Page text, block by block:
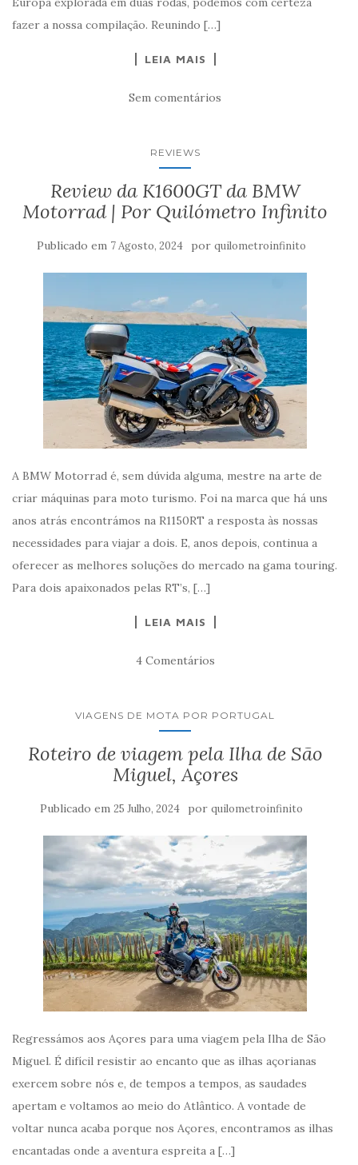
fazer a nossa compilação. Reunindo […]
LEIA MAIS
Sem comentários
REVIEWS
Review da K1600GT da BMW
Motorrad | Por Quilómetro Infinito
Publicado em 7 Agosto, 2024 por quilometroinfinito
A BMW Motorrad é, sem dúvida alguma, mestre na arte de
criar máquinas para moto turismo. Foi na marca que há uns
anos atrás encontrámos na R1150RT a resposta às nossas
necessidades para viajar a dois. E, anos depois, continua a
oferecer as melhores soluções do mercado na gama touring.
Para dois apaixonados pelas RT’s, […]
LEIA MAIS
4 Comentários
VIAGENS DE MOTA POR PORTUGAL
Roteiro de viagem pela Ilha de São
Miguel, Açores
Publicado em 25 Julho, 2024 por quilometroinfinito
Regressámos aos Açores para uma viagem pela Ilha de São
Miguel. É difícil resistir ao encanto que as ilhas açorianas
exercem sobre nós e, de tempos a tempos, as saudades
apertam e voltamos ao meio do Atlântico. A vontade de
voltar nunca acaba porque nos Açores, encontramos as ilhas
encantadas onde a aventura espreita a […]